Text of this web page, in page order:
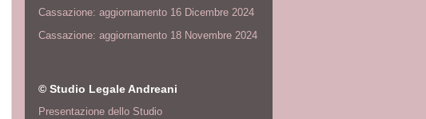
Cassazione: aggiornamento 16 Dicembre 2024
Cassazione: aggiornamento 18 Novembre 2024
© Studio Legale Andreani
Presentazione dello Studio